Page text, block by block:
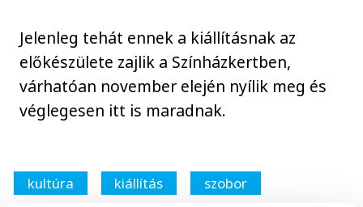
Jelenleg tehát ennek a kiállításnak az
előkészülete zajlik a Színházkertben,
várhatóan november elején nyílik meg és
véglegesen itt is maradnak.
kultúra kiállítás szobor